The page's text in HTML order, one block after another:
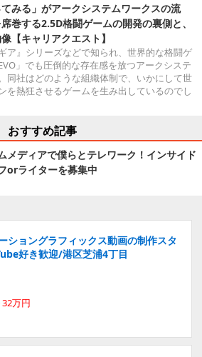
てみる」がアークシステムワークスの流
巻する2.5D格闘ゲームの開発の裏側と、
【キャリアクエスト】
ア』シリーズなどで知られ、世界的な格闘ゲ
」でも圧倒的な存在感を放つアークシステ
同社はどのような組織体制で、いかにして世
を熱狂させるゲームを生み出しているのでし
おすすめ記事
メディアで僕らとテレワーク！インサイド
orライターを募集中
ショングラフィックス動画の制作スタ
好き歓迎/港区芝浦4丁目
万円